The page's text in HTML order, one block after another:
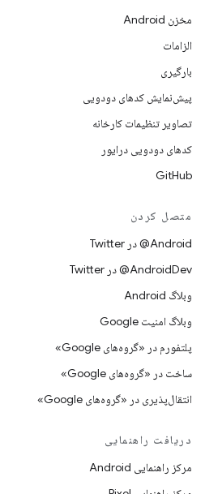
مخزن Android
الزامات
بارگیری
پیش‌نمایش کدهای دودویی
تصاویر تنظیمات کارخانه
کدهای دودویی درایور
GitHub
متصل کردن
Android@ در Twitter
AndroidDev@ در Twitter
وبلاگ Android
وبلاگ امنیت Google
پلتفورم در «گروه‌های Google»
ساخت در «گروه‌های Google»
انتقال‌پذیری در «گروه‌های Google»
دریافت راهنمایی
مرکز راهنمایی Android